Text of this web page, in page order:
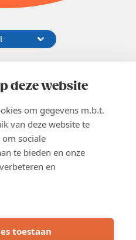
deze website
om gegevens m.b.t.
van deze website te
sociale
te bieden en onze
en
toestaan
EN
lid
2026